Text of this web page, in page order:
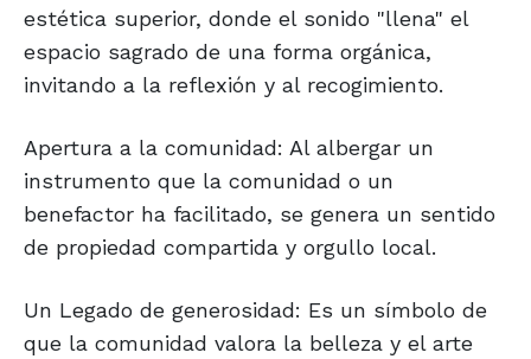
estética superior, donde el sonido "llena" el
espacio sagrado de una forma orgánica,
invitando a la reflexión y al recogimiento.
Apertura a la comunidad: Al albergar un
instrumento que la comunidad o un
benefactor ha facilitado, se genera un sentido
de propiedad compartida y orgullo local.
Un Legado de generosidad: Es un símbolo de
que la comunidad valora la belleza y el arte